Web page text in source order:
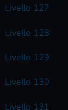
Livello 127
Livello 128
Livello 129
Livello 130
Livello 131